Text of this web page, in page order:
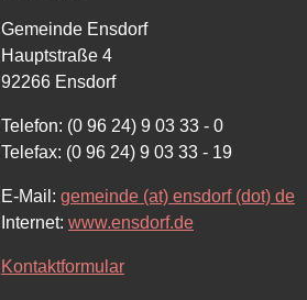
Gemeinde Ensdorf
Hauptstraße 4
92266 Ensdorf
Telefon: (0 96 24) 9 03 33 - 0
Telefax: (0 96 24) 9 03 33 - 19
E-Mail: gemeinde (at) ensdorf (dot) de
Internet: www.ensdorf.de
Kontaktformular